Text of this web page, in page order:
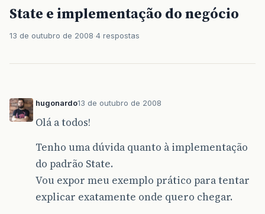
State e implementação do negócio
13 de outubro de 2008 4 respostas
hugonardo13 de outubro de 2008
Olá a todos!
Tenho uma dúvida quanto à implementação
do padrão State.
Vou expor meu exemplo prático para tentar
explicar exatamente onde quero chegar.